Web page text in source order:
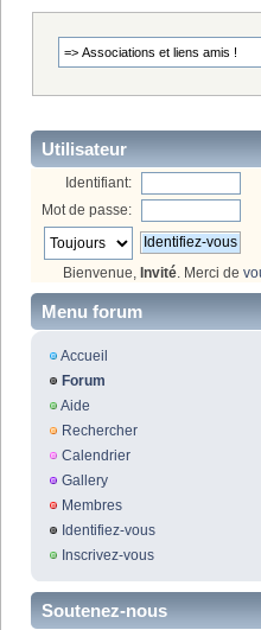
Utilisateur
Identifiant:
Mot de passe:
Bienvenue, Invité. Merci de
Menu forum
Accueil
Forum
Aide
Rechercher
Calendrier
Gallery
Membres
Identifiez-vous
Inscrivez-vous
Soutenez-nous